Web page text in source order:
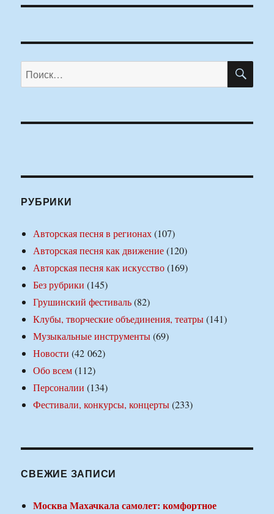
Искать:
РУБРИКИ
Авторская песня в регионах(107)
Авторская песня как движение(120)
Авторская песня как искусство(169)
Без рубрики (145)
Грушинский фестиваль(82)
Клубы, творческие объединения, театры(141)
Музыкальные инструменты(69)
Новости (42 062)
Обо всем(112)
Персоналии (134)
Фестивали, конкурсы, концерты(233)
СВЕЖИЕ ЗАПИСИ
Москва Махачкала самолет: комфортное